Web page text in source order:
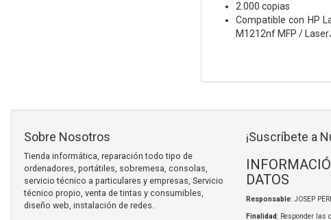
2.000 copias
Compatible con HP
M1212nf MFP /
Sobre Nosotros
Tienda informática, reparación todo tipo de
ordenadores, portátiles, sobremesa, consolas,
servicio técnico a particulares y empresas, Servicio
técnico propio, venta de tintas y consumibles,
diseño web, instalación de redes.
¡Suscríbete a
DATOS
Responsable: JOSEP
Finalidad: Responder las